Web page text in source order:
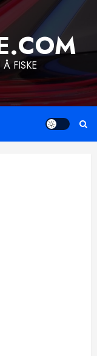
FISKE